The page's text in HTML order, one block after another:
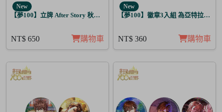
New
【夢100】立牌 After Story 秋人 日覺
NT$ 650 購物車
New
【夢100】徽章3入組 為亞特拉斯的
NT$ 360 購物車